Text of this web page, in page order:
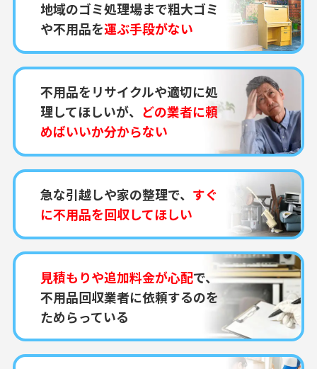
地域のゴミ処理場まで粗大ゴミ
や不用品を運ぶ手段がない
不用品をリサイクルや適切に処
理してほしいが、 どの業者に頼
めばいいか分からない
急な引越しや家の整理で、 すぐ
に不用品を回収してほしい
見積もりや追加料金が心配で、
不用品回収業者に依頼するのを
ためらっている